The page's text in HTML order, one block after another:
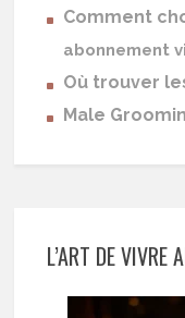
Comment
abonnement
Où trouver
Male
L’ART DE VIVRE